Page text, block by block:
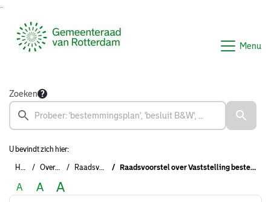
Menu
Zoeken
U bevindt zich hier:
Home Overzichten Raadsvoorstellen Raadsvoorstel over Vaststelling bestemmingsplan Max Euwelaan 71 - 79
A A A